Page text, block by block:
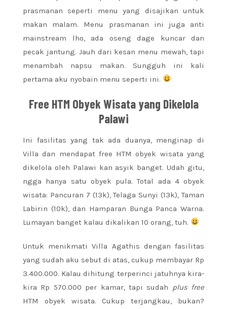
prasmanan seperti menu yang disajikan untuk
makan malam. Menu prasmanan ini juga anti
mainstream lho, ada oseng dage kuncar dan
pecak jantung. Jauh dari kesan menu mewah, tapi
menambah napsu makan. Sungguh ini kali
pertama aku nyobain menu seperti ini.
Free HTM Obyek Wisata yang Dikelola
Palawi
Ini fasilitas yang tak ada duanya, menginap di
Villa dan mendapat free HTM obyek wisata yang
dikelola oleh Palawi kan asyik banget. Udah gitu,
ngga hanya satu obyek pula. Total ada 4 obyek
wisata: Pancuran 7 (13k), Telaga Sunyi (13k), Taman
Labirin (10k), dan Hamparan Bunga Panca Warna.
Lumayan banget kalau dikalikan 10 orang, tuh.
Untuk menikmati Villa Agathis dengan fasilitas
yang sudah aku sebut di atas, cukup membayar Rp
3.400.000. Kalau dihitung terperinci jatuhnya kira-
kira Rp 570.000 per kamar, tapi sudah plus free
HTM obyek wisata. Cukup terjangkau, bukan?